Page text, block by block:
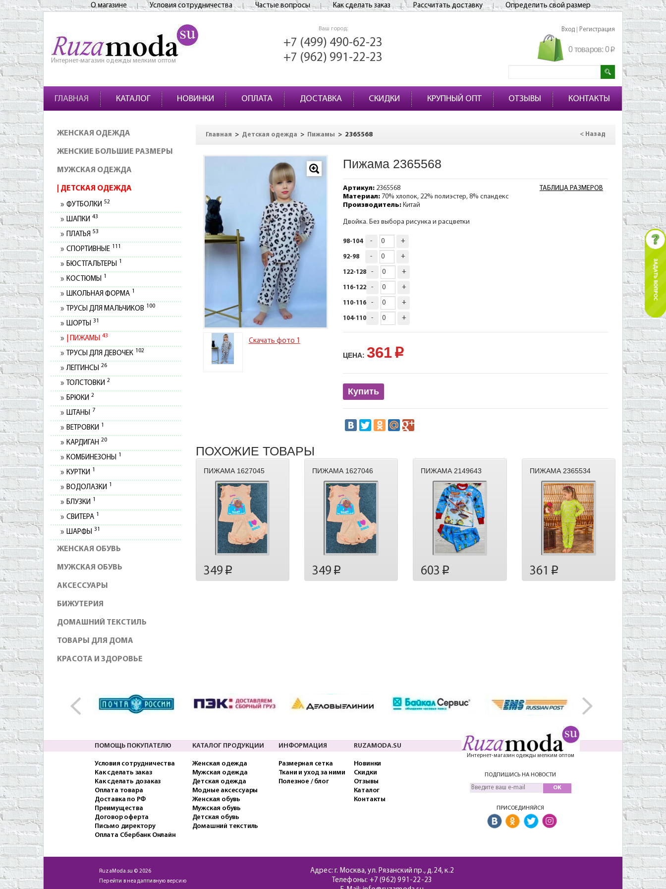
О магазине Условия сотрудничества Частые вопросы Как сделать заказ Рассчитать доставку Определить свой размер
Интернет-магазин одежды мелким оптом
Ваш город:
+7 (499) 490-62-23
+7 (962) 991-22-23
Вход Регистрация
0 товаров: 0p
ГЛАВНАЯ КАТАЛОГ НОВИНКИ ОПЛАТА ДОСТАВКА СКИДКИ КРУПНЫЙ ОПТ ОТЗЫВЫ КОНТАКТЫ
ЖЕНСКАЯ ОДЕЖДА
ЖЕНСКИЕ БОЛЬШИЕ РАЗМЕРЫ
МУЖСКАЯ ОДЕЖДА
ДЕТСКАЯ ОДЕЖДА
ФУТБОЛКИ 52
ШАПКИ 43
ПЛАТЬЯ 53
СПОРТИВНЫЕ 111
БЮСТГАЛЬТЕРЫ 1
КОСТЮМЫ 1
ШКОЛЬНАЯ ФОРМА 1
ТРУСЫ ДЛЯ МАЛЬЧИКОВ 100
ШОРТЫ 31
ПИЖАМЫ 43
ТРУСЫ ДЛЯ ДЕВОЧЕК 102
ЛЕГГИНСЫ 26
ТОЛСТОВКИ 2
БРЮКИ 2
ШТАНЫ 7
ВЕТРОВКИ 1
КАРДИГАН 20
КОМБИНЕЗОНЫ 1
КУРТКИ 1
ВОДОЛАЗКИ 1
БЛУЗКИ 1
СВИТЕРА 1
ШАРФЫ 31
ЖЕНСКАЯ ОБУВЬ
МУЖСКАЯ ОБУВЬ
АКСЕССУАРЫ
БИЖУТЕРИЯ
ДОМАШНИЙ ТЕКСТИЛЬ
ТОВАРЫ ДЛЯ ДОМА
КРАСОТА И ЗДОРОВЬЕ
Главная > Детская одежда > Пижамы > 2365568 < Назад
Скачать фото 1
Пижама 2365568
ТАБЛИЦА РАЗМЕРОВ
Артикул:2365568
Материал:70% хлопок, 22% полиэстер, 8% спандекс
Производитель:Китай
Двойка. Без выбора рисунка и расцветки
98-104 - +
92-98 - +
122-128 - +
116-122 - +
110-116 - +
104-110 - +
ЦЕНА: 361 p
Купить
ПОХОЖИЕ ТОВАРЫ
ПИЖАМА 1627045
349 p
ПИЖАМА 1627046
349 p
ПИЖАМА 2149643
603 p
ПИЖАМА 2365534
361 p
ПОМОЩЬ ПОКУПАТЕЛЮ
Условия сотрудничества
Как сделать заказ
Как сделать дозаказ
Оплата товара
Доставка по РФ
Преимущества
Договор оферта
Письмо директору
Оплата Сбербанк Онлайн
КАТАЛОГ ПРОДУКЦИИ
Женская одежда
Мужская одежда
Детская одежда
Модные аксессуары
Женская обувь
Мужская обувь
Детская обувь
Домашний текстиль
ИНФОРМАЦИЯ
Размерная сетка
Ткани и уход за ними
Полезное / блог
RUZAMODA.SU
Новинки
Скидки
Отзывы
Каталог
Контакты
Интернет-магазин одежды мелким оптом
ПОДПИШИСЬ НА НОВОСТИ
OK
ПРИСОЕДИНЯЙСЯ
RuzaModa.su © 2026
Перейти в неадаптивную версию
Адрес: г. Москва, ул. Рязанский пр., д.24, к.2
Телефоны: +7 (962) 991-22-23